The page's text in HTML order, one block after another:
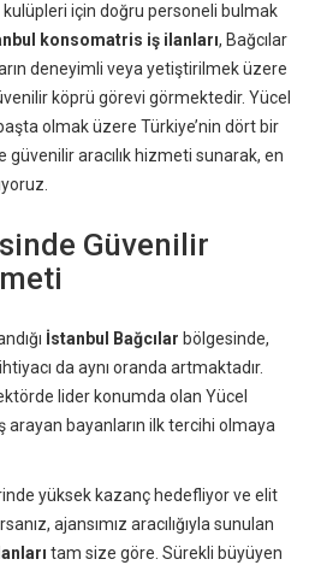
için doğru personeli bulmak
konsomatris iş ilanları, Bağcılar
deneyimli veya yetiştirilmek üzere
köprü görevi görmektedir. Yücel
olmak üzere Türkiye’nin dört bir
aracılık hizmeti sunarak, en
Güvenilir
İstanbul Bağcılar bölgesinde,
da aynı oranda artmaktadır.
lider konumda olan Yücel
arayan bayanların ilk tercihi olmaya
yüksek kazanç hedefliyor ve elit
ajansımız aracılığıyla sunulan
tam size göre. Sürekli büyüyen